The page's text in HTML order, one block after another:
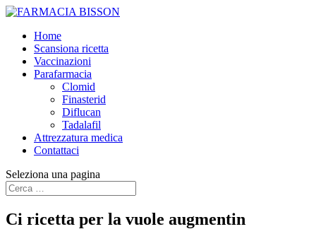
Home
Scansiona ricetta
Vaccinazioni
Parafarmacia
Clomid
Finasterid
Diflucan
Tadalafil
Attrezzatura medica
Contattaci
Seleziona una pagina
Ci ricetta per la vuole augmentin